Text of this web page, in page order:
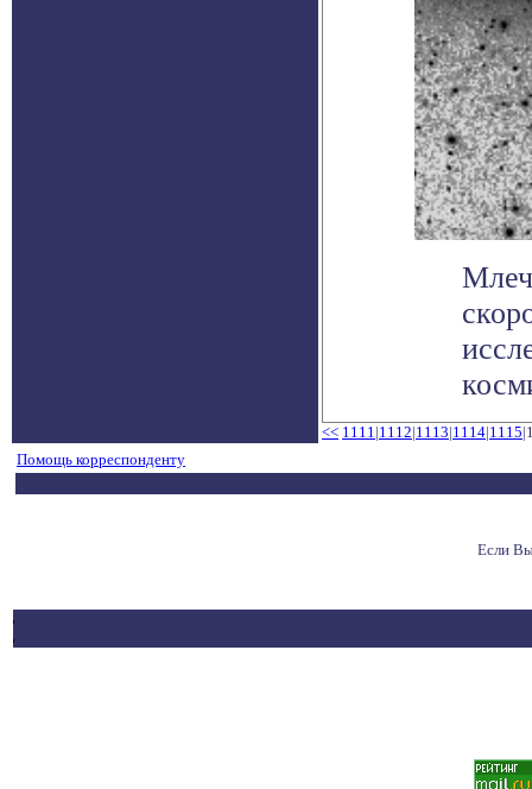
<< 1111|1112|1113|1114|1115
Помощь корреспонденту
Если